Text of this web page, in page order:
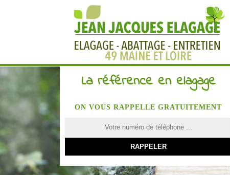
La référence en elagage
ON VOUS RAPPELLE GRATUITEMENT